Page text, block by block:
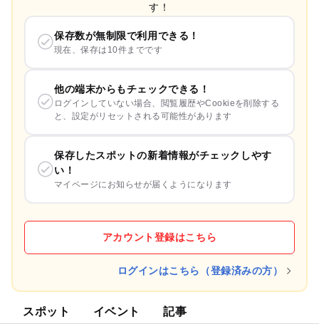
す！
保存数が無制限で利用できる！
現在、保存は10件までです
他の端末からもチェックできる！
ログインしていない場合、閲覧履歴やCookieを削除する
と、設定がリセットされる可能性があります
保存したスポットの新着情報がチェックしやす
い！
マイページにお知らせが届くようになります
アカウント登録はこちら
ログインはこちら（登録済みの方）
スポット イベント 記事